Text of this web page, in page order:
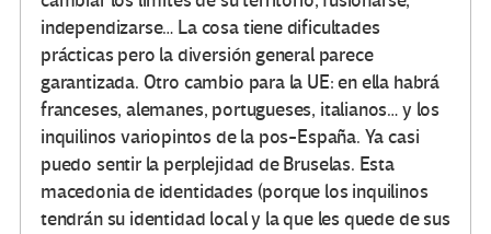
independizarse… La cosa tiene dificultades
prácticas pero la diversión general parece
garantizada. Otro cambio para la UE: en ella habrá
franceses, alemanes, portugueses, italianos… y los
inquilinos variopintos de la pos-España. Ya casi
puedo sentir la perplejidad de Bruselas. Esta
macedonia de identidades (porque los inquilinos
tendrán su identidad local y la que les quede de sus